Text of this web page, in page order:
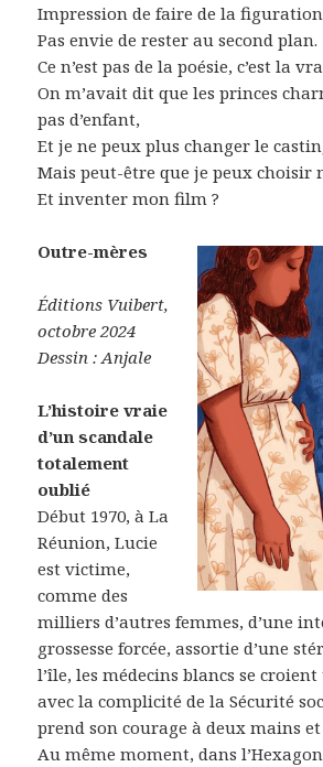
Impression de faire de la
Pas envie de rester au second plan.
Ce n’est pas de la poésie, c’est la
On m’avait dit que les princes
pas d’enfant,
Et je ne peux plus changer le
Mais peut-être que je peux choisir
Et inventer mon film ?
Outre-mères
Éditions Vuibert,
octobre 2024
Dessin : Anjale
L’histoire vraie
d’un scandale
totalement
oublié
Début 1970, à La
Réunion, Lucie
est victime,
comme des
milliers d’autres femmes, d’une
grossesse forcée, assortie d’une
l’île, les médecins blancs se
avec la complicité de la Sécurité
prend son courage à deux mains
Au même moment, dans